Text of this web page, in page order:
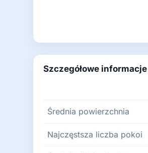
Szczegółowe informacje
Średnia powierzchnia
Najczęstsza liczba pokoi